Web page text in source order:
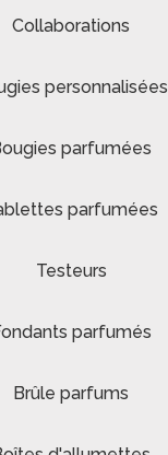
Collaborations
personnalisées
parfumées
parfumées
Testeurs
parfumés
Brûle parfums